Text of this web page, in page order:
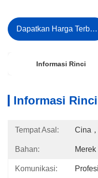
Dapatkan Harga Terbaik
Informasi Rinci
Informasi Rinci
Tempat Asal: Cina
Bahan:
Komunikasi: